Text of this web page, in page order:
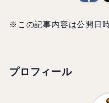
※この記事内容は公開日
プロフィール